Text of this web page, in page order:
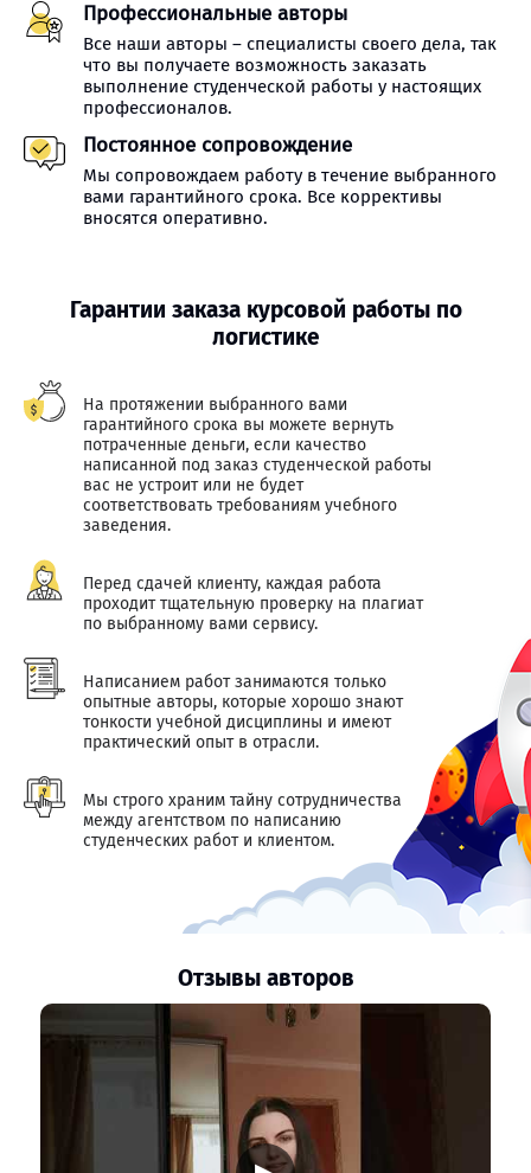
Профессиональные авторы
Все наши авторы – специалисты своего дела, так
что вы получаете возможность заказать
выполнение студенческой работы у настоящих
профессионалов.
Постоянное сопровождение
Мы сопровождаем работу в течение выбранного
вами гарантийного срока. Все коррективы
вносятся оперативно.
Гарантии заказа курсовой работы по
логистике
На протяжении выбранного вами
гарантийного срока вы можете вернуть
потраченные деньги, если качество
написанной под заказ студенческой работы
вас не устроит или не будет
соответствовать требованиям учебного
заведения.
Перед сдачей клиенту, каждая работа
проходит тщательную проверку на плагиат
по выбранному вами сервису.
Написанием работ занимаются только
опытные авторы, которые хорошо знают
тонкости учебной дисциплины и имеют
практический опыт в отрасли.
Мы строго храним тайну сотрудничества
между агентством по написанию
студенческих работ и клиентом.
Отзывы авторов